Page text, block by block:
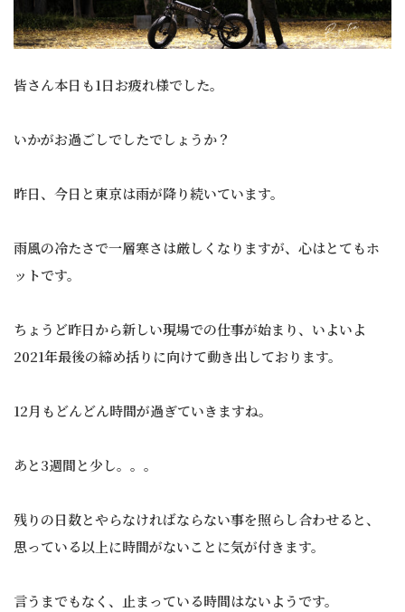
皆さん本日も1日お疲れ様でした。
いかがお過ごしでしたでしょうか？
昨日、今日と東京は雨が降り続いています。
雨風の冷たさで一層寒さは厳しくなりますが、心はとてもホ
ットです。
ちょうど昨日から新しい現場での仕事が始まり、いよいよ
2021年最後の締め括りに向けて動き出しております。
12月もどんどん時間が過ぎていきますね。
あと3週間と少し。。。
残りの日数とやらなければならない事を照らし合わせると、
思っている以上に時間がないことに気が付きます。
言うまでもなく、止まっている時間はないようです。